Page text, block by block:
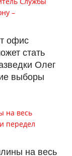
офис
стать
Олег
выборы
на весь